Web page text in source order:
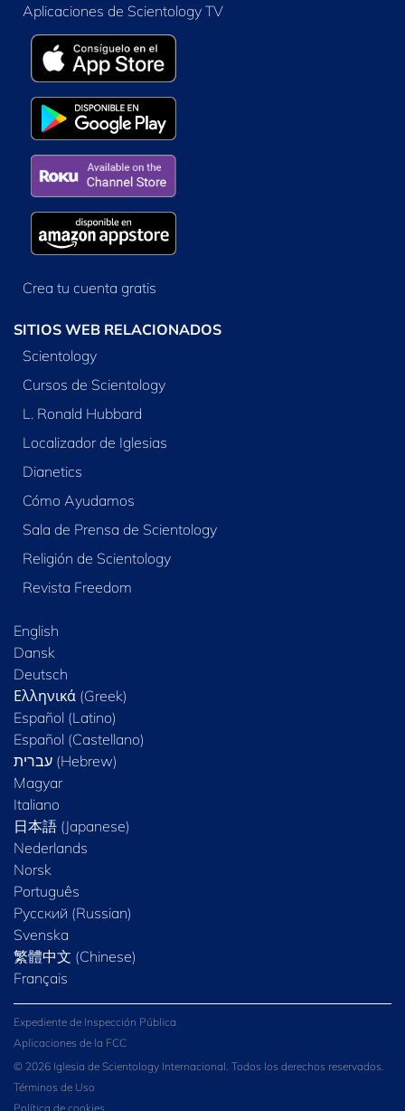
Aplicaciones de Scientology TV
Crea tu cuenta gratis
SITIOS WEB RELACIONADOS
Scientology
Cursos de Scientology
L. Ronald Hubbard
Localizador de Iglesias
Dianetics
Cómo Ayudamos
Sala de Prensa de Scientology
Religión de Scientology
Revista Freedom
English
Dansk
Deutsch
Ελληνικά (Greek)
Español (Latino)
Español (Castellano)
Magyar
Italiano
日本語 (Japanese)
Nederlands
Norsk
Português
Русский (Russian)
Svenska
繁體中文 (Chinese)
Français
Expediente de Inspección Pública
Aplicaciones de la FCC
© 2026 Iglesia de Scientology Internacional. Todos los derechos reservados.
Términos de Uso
Política de cookies